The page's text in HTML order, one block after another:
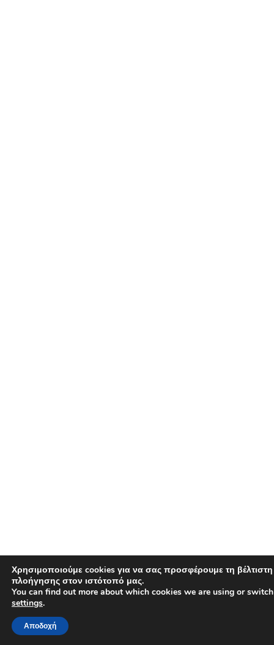
Χρησιμοποιούμε cookies για να σας προσφέρουμε τη βέλτιστη
πλοήγησης στον ιστότοπό μας.
You can find out more about which cookies we are using or
settings.
Αποδοχή